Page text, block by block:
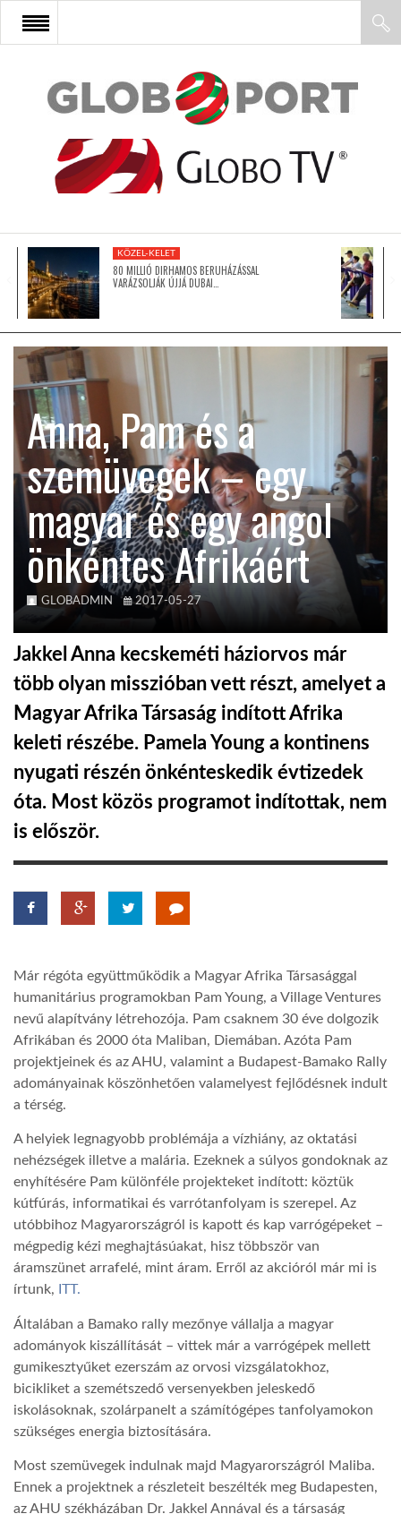
FŐOLDAL
AFRIKA
ÁZSIA
LATIN-AMERIKA
KÖZEL-KELET
AUSZTRÁLIA
A VILÁG ITTHON
MÉDIA
GLOBOTV BP
HÍR3D
TROPICALMAGAZIN
A NAP SZÉPE
LINKTR.EE
DOBRAVERO.HU
LATIMO.HU
GLOBOBOOK
KÖZEL-KELET
80 MILLIÓ DIRHAMOS BERUHÁZÁSSAL
VARÁZSOLJÁK ÚJJÁ DUBAI…
Anna, Pam és a
szemüvegek – egy
magyar és egy angol
önkéntes Afrikáért
GLOBADMIN 2017-05-27
Jakkel Anna kecskeméti háziorvos már
több olyan misszióban vett részt, amelyet a
Magyar Afrika Társaság indított Afrika
keleti részébe. Pamela Young a kontinens
nyugati részén önkénteskedik évtizedek
óta. Most közös programot indítottak, nem
is először.
Már régóta együttműködik a Magyar Afrika Társasággal
humanitárius programokban Pam Young, a Village Ventures
nevű alapítvány létrehozója. Pam csaknem 30 éve dolgozik
Afrikában és 2000 óta Maliban, Diemában. Azóta Pam
projektjeinek és az AHU, valamint a Budapest-Bamako Rally
adományainak köszönhetően valamelyest fejlődésnek indult
a térség.
A helyiek legnagyobb problémája a vízhiány, az oktatási
nehézségek illetve a malária. Ezeknek a súlyos gondoknak az
enyhítésére Pam különféle projekteket indított: köztük
kútfúrás, informatikai és varrótanfolyam is szerepel. Az
utóbbihoz Magyarországról is kapott és kap varrógépeket –
mégpedig kézi meghajtásúakat, hisz többször van
áramszünet arrafelé, mint áram. Erről az akcióról már mi is
írtunk, ITT.
Általában a Bamako rally mezőnye vállalja a magyar
adományok kiszállítását – vittek már a varrógépek mellett
gumikesztyűket ezerszám az orvosi vizsgálatokhoz,
bicikliket a szemétszedő versenyekben jeleskedő
iskolásoknak, szolárpanelt a számítógépes tanfolyamokon
szükséges energia biztosítására.
Most szemüvegek indulnak majd Magyarországról Maliba.
Ennek a projektnek a részleteit beszélték meg Budapesten,
az AHU székházában Dr. Jakkel Annával és a társaság